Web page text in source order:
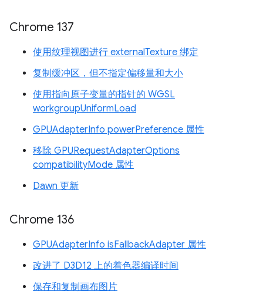
Chrome 137
使用纹理视图进行 externalTexture 绑定
复制缓冲区，但不指定偏移量和大小
使用指向原子变量的指针的 WGSL
workgroupUniformLoad
GPUAdapterInfo powerPreference 属性
移除 GPURequestAdapterOptions
compatibilityMode 属性
Dawn 更新
Chrome 136
GPUAdapterInfo isFallbackAdapter 属性
改进了 D3D12 上的着色器编译时间
保存和复制画布图片